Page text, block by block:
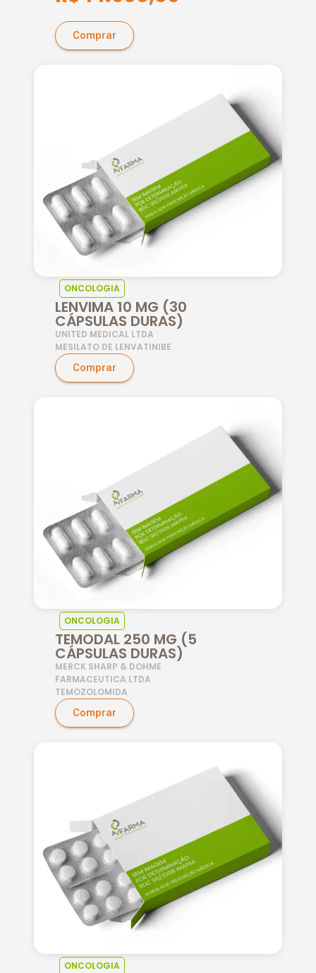
Comprar
ONCOLOGIA
LENVIMA 10 MG (30
CÁPSULAS DURAS)
UNITED MEDICAL LTDA
MESILATO DE LENVATINIBE
Comprar
ONCOLOGIA
TEMODAL 250 MG (5
CÁPSULAS DURAS)
MERCK SHARP & DOHME
FARMACEUTICA LTDA
TEMOZOLOMIDA
Comprar
ONCOLOGIA